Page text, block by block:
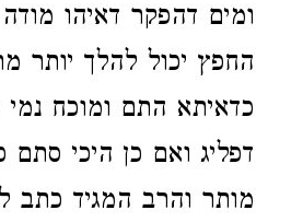
ומים דהפקר דאיהו מודה
החפץ יכול להלך יותר
כדאיתא התם ומוכח נמי
דפליג ואם כן היכי סתם
מותר והרב המגיד כתב